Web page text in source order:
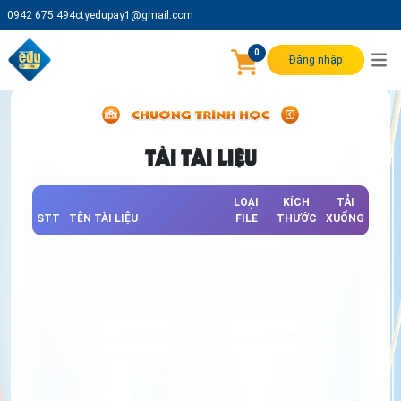
0942 675 494ctyedupay1@gmail.com
0
Đăng nhập
TẢI TÀI LIỆU
STT TÊN TÀI LIỆU
LOẠI
FILE
KÍCH
THƯỚC
TẢI
XUỐNG